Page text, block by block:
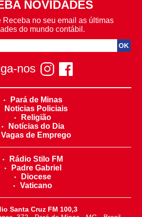
NOVIDADES
Receba no seu email as últimas
do mundo contábil.
nos
Pará de Minas
Noticias Policiais
Religião
Notícias do Dia
Vagas de Emprego
Rádio Stilo FM
Padre Gabriel
Diocese
Vaticano
Santa Cruz FM 100,3